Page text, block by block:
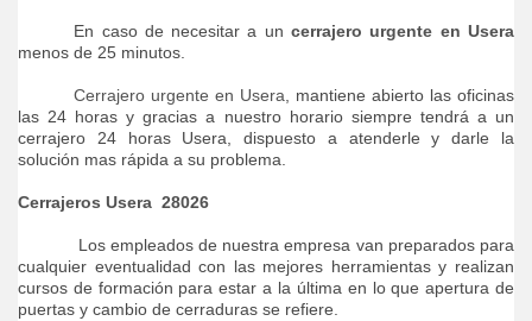
En caso de necesitar a un cerrajero urgente en Usera
menos de 25 minutos.
Cerrajero urgente en Usera, mantiene abierto las oficinas
las 24 horas y gracias a nuestro horario siempre tendrá a un
cerrajero 24 horas Usera, dispuesto a atenderle y darle la
solución mas rápida a su problema.
Cerrajeros Usera 28026
Los empleados de nuestra empresa van preparados para
cualquier eventualidad con las mejores herramientas y realizan
cursos de formación para estar a la última en lo que apertura de
puertas y cambio de cerraduras se refiere.